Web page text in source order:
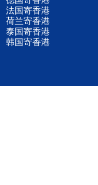
法国寄香港
荷兰寄香港
泰国寄香港
韩国寄香港